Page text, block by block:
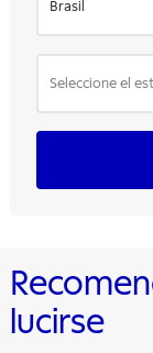
Brasil
Seleccione el
lucirse